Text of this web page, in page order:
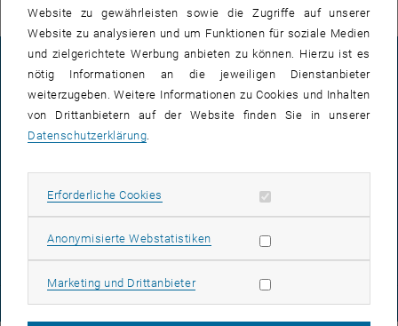
Personen
VADOR Partner_innen
© TU Wien# 101644
IMPRESSUM
DATENSCHUTZERKLÄRUNG (PDF)
Website zu gewährleisten sowie die Zugriffe auf unserer
Website zu analysieren und um Funktionen für soziale Medien
und zielgerichtete Werbung anbieten zu können. Hierzu ist es
nötig Informationen an die jeweiligen Dienstanbieter
weiterzugeben. Weitere Informationen zu Cookies und Inhalten
von Drittanbietern auf der Website finden Sie in unserer
Datenschutzerklärung.
Erforderliche Cookies Erforderliche Cookies zulassen
Anonymisierte WebstatistikenStatistik Cookies zulassen
Marketing und DrittanbieterMarketing Cookies zulassen